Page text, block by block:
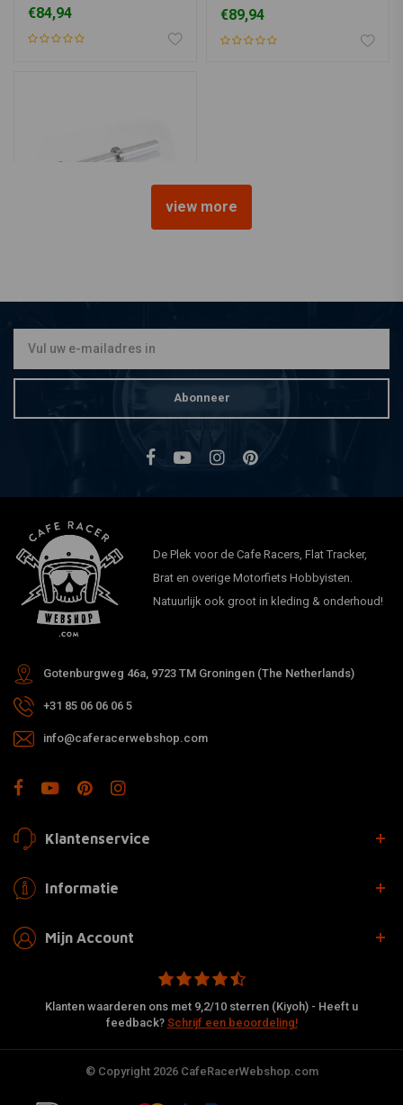
€84,94 €89,94
(Ø 27,4 MM) voor Paddock
view more
Abonneer
De Plek voor de Cafe Racers, Flat Tracker,
Brat en overige Motorfiets Hobbyisten.
Natuurlijk ook groot in kleding & onderhoud!
Gotenburgweg 46a, 9723 TM Groningen (The Netherlands)
+31 85 06 06 06 5
info@caferacerwebshop.com
Klantenservice
Informatie
Mijn Account
Klanten waarderen ons met 9,2/10 sterren (Kiyoh) - Heeft u
feedback? Schrijf een beoordeling!
© Copyright 2026 CafeRacerWebshop.com